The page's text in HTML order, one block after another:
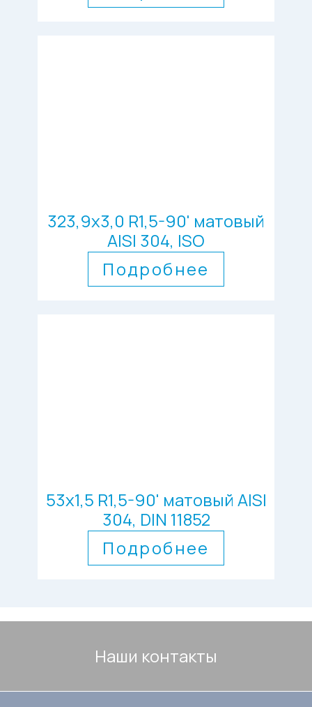
323,9х3,0 R1,5-90' матовый
AISI 304, ISO
Подробнее
53х1,5 R1,5-90' матовый AISI
304, DIN 11852
Подробнее
Наши контакты